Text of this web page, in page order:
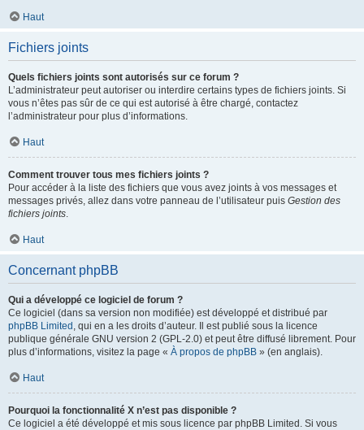
Haut
Fichiers joints
Quels fichiers joints sont autorisés sur ce forum ?
L’administrateur peut autoriser ou interdire certains types de fichiers joints. Si
vous n’êtes pas sûr de ce qui est autorisé à être chargé, contactez
l’administrateur pour plus d’informations.
Haut
Comment trouver tous mes fichiers joints ?
Pour accéder à la liste des fichiers que vous avez joints à vos messages et
messages privés, allez dans votre panneau de l’utilisateur puis Gestion des
fichiers joints.
Haut
Concernant phpBB
Qui a développé ce logiciel de forum ?
Ce logiciel (dans sa version non modifiée) est développé et distribué par
phpBB Limited , qui en a les droits d’auteur. Il est publié sous la licence
publique générale GNU version 2 (GPL-2.0) et peut être diffusé librement. Pour
plus d’informations, visitez la page « À propos de phpBB » (en anglais).
Haut
Pourquoi la fonctionnalité X n’est pas disponible ?
Ce logiciel a été développé et mis sous licence par phpBB Limited. Si vous